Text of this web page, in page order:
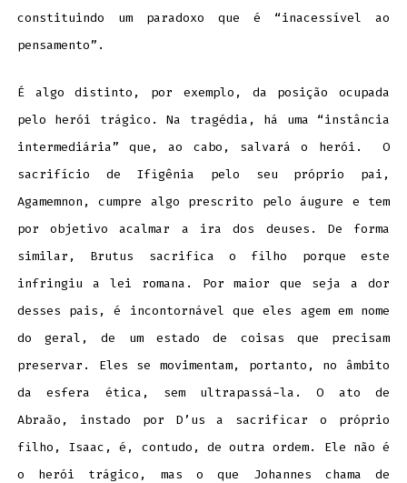
constituindo um paradoxo que é “inacessível ao
pensamento”.
É algo distinto, por exemplo, da posição ocupada
pelo herói trágico. Na tragédia, há uma “instância
intermediária” que, ao cabo, salvará o herói. O
sacrifício de Ifigênia pelo seu próprio pai,
Agamemnon, cumpre algo prescrito pelo áugure e tem
por objetivo acalmar a ira dos deuses. De forma
similar, Brutus sacrifica o filho porque este
infringiu a lei romana. Por maior que seja a dor
desses pais, é incontornável que eles agem em nome
do geral, de um estado de coisas que precisam
preservar. Eles se movimentam, portanto, no âmbito
da esfera ética, sem ultrapassá-la. O ato de
Abraão, instado por D’us a sacrificar o próprio
filho, Isaac, é, contudo, de outra ordem. Ele não é
o herói trágico, mas o que Johannes chama de